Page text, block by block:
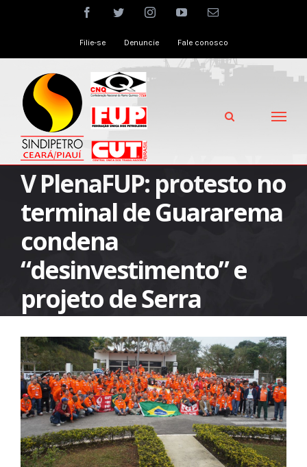
facebooktwitter instagramyoutubeEmail
Filie-se Denuncie Fale conosco
V PlenaFUP: protesto no
terminal de Guararema
condena
“desinvestimento” e
projeto de Serra